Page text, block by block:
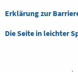
Erklärung zur
Die Seite in leichter